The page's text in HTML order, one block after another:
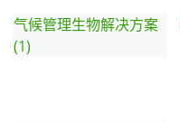
气候管理生物解决方案
(1)